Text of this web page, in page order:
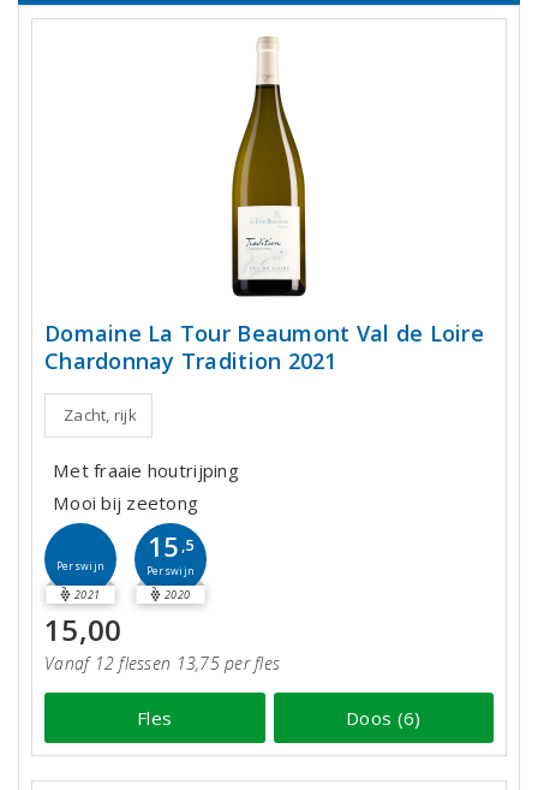
Domaine La Tour Beaumont Val de Loire
Chardonnay Tradition 2021
Zacht, rijk
Met fraaie houtrijping
Mooi bij zeetong
Perswijn
2021
15 ,5
Perswijn
2020
15,00
Vanaf 12 flessen 13,75 per fles
Fles Doos (6)